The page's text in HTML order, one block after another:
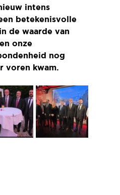
intens
betekenisvolle
de waarde van
onze
nog
voren kwam.